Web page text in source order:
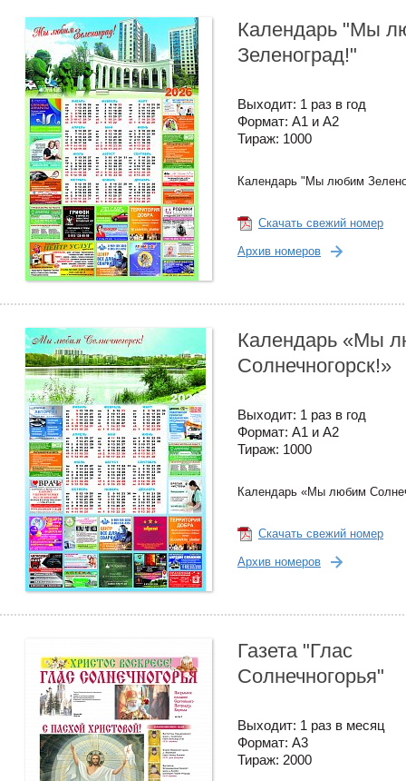
Календарь "Мы
Зеленоград!"
Выходит: 1 раз в год
Формат: А1 и А2
Тираж: 1000
Календарь "Мы любим
Скачать свежий номер
Архив номеров
Календарь «Мы
Солнечногорск!»
Выходит: 1 раз в год
Формат: А1 и А2
Тираж: 1000
Календарь «Мы любим
Скачать свежий номер
Архив номеров
Газета "Глас
Солнечногорья"
Выходит: 1 раз в месяц
Формат: А3
Тираж: 2000